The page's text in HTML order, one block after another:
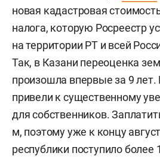
новая кадастровая
налога, которую Росреестр
на территории РТ и всей
Так, в Казани переоценка
произошла впервые за 9
привели к существенному
для собственников.
м, поэтому уже к концу
республики поступило более